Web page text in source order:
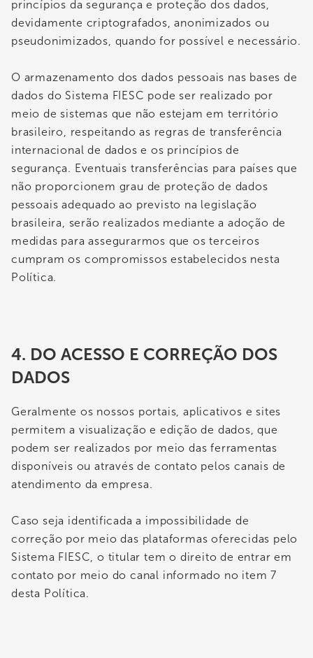
princípios da segurança e proteção dos dados,
devidamente criptografados, anonimizados ou
pseudonimizados, quando for possível e necessário.
O armazenamento dos dados pessoais nas bases de
dados do Sistema FIESC pode ser realizado por
meio de sistemas que não estejam em território
brasileiro, respeitando as regras de transferência
internacional de dados e os princípios de
segurança. Eventuais transferências para países que
não proporcionem grau de proteção de dados
pessoais adequado ao previsto na legislação
brasileira, serão realizados mediante a adoção de
medidas para assegurarmos que os terceiros
cumpram os compromissos estabelecidos nesta
Política.
4. DO ACESSO E CORREÇÃO DOS
DADOS
Geralmente os nossos portais, aplicativos e sites
permitem a visualização e edição de dados, que
podem ser realizados por meio das ferramentas
disponíveis ou através de contato pelos canais de
atendimento da empresa.
Caso seja identificada a impossibilidade de
correção por meio das plataformas oferecidas pelo
Sistema FIESC, o titular tem o direito de entrar em
contato por meio do canal informado no item 7
desta Política.